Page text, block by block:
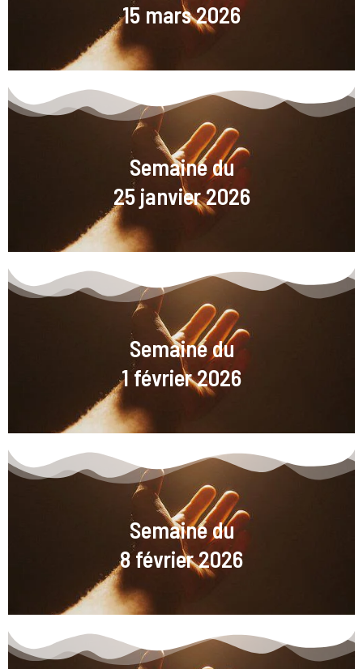
15 mars 2026
Semaine du
25 janvier 2026
Semaine du
1 février 2026
Semaine du
8 février 2026